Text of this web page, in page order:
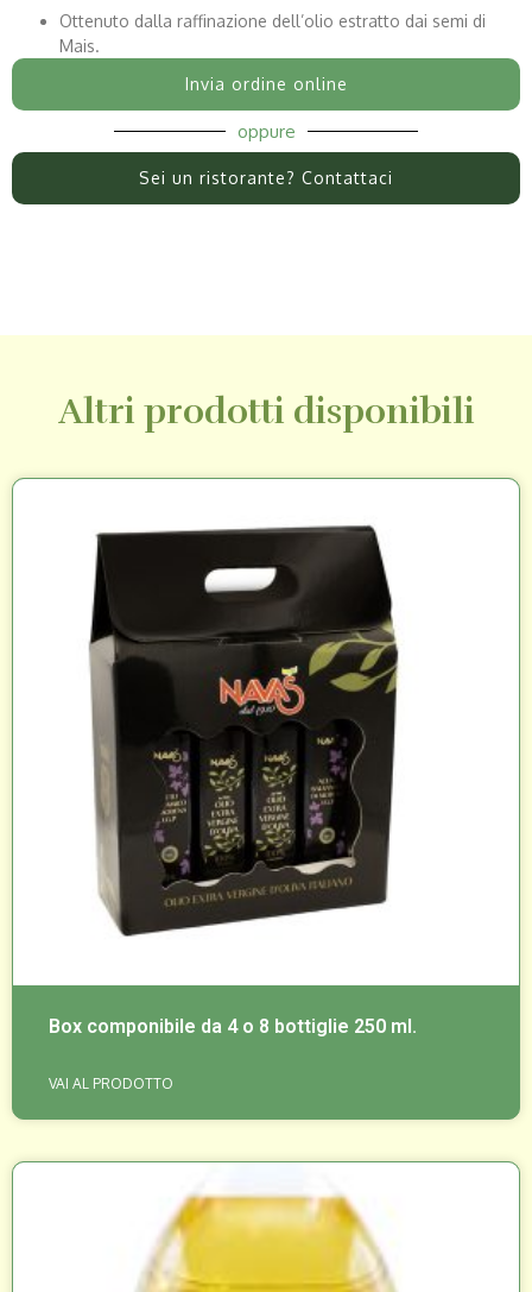
Ottenuto dalla raffinazione dell’olio estratto dai semi di
Mais.
Invia ordine online
oppure
Sei un ristorante? Contattaci
Altri prodotti disponibili
Box componibile da 4 o 8 bottiglie 250 ml.
VAI AL PRODOTTO